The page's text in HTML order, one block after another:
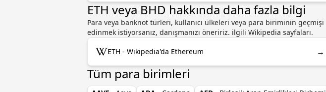
ETH veya BHD hakkında daha fazla bilgi
Para veya banknot türleri, kullanıcı ülkeleri veya para biriminin
edinmek istiyorsanız, danışmanızı öneririz. ilgili Wikipedia sayfaları.
ETH - Wikipedia'da Ethereum →
Tüm para birimleri